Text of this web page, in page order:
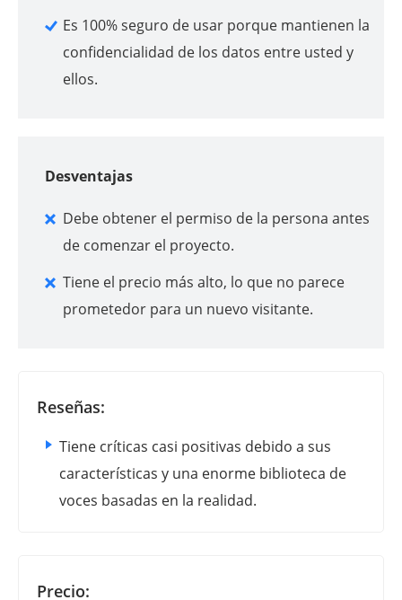
Es 100% seguro de usar porque mantienen la
confidencialidad de los datos entre usted y
ellos.
Desventajas
Debe obtener el permiso de la persona antes
de comenzar el proyecto.
Tiene el precio más alto, lo que no parece
prometedor para un nuevo visitante.
Reseñas:
Tiene críticas casi positivas debido a sus
características y una enorme biblioteca de
voces basadas en la realidad.
Precio: